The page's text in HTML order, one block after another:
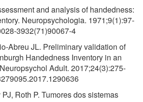
and analysis of handedness:
Neuropsychologia. 1971;9(1):97-
3932(71)90067-4
Abreu JL. Preliminary validation of
Handedness Inventory in an
Adult. 2017;24(3):275-
Roth P. Tumores dos sistemas